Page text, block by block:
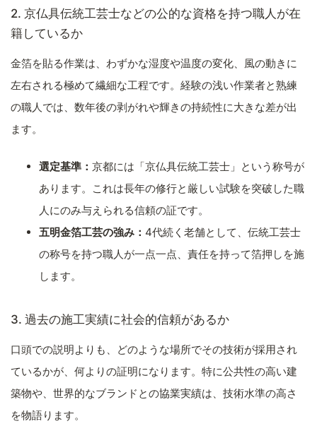
2. 京仏具伝統工芸士などの公的な資格を持つ職人が在
籍しているか
金箔を貼る作業は、わずかな湿度や温度の変化、風の動きに
左右される極めて繊細な工程です。経験の浅い作業者と熟練
の職人では、数年後の剥がれや輝きの持続性に大きな差が出
ます。
選定基準： 京都には「京仏具伝統工芸士」という称号が
あります。これは長年の修行と厳しい試験を突破した職
人にのみ与えられる信頼の証です。
五明金箔工芸の強み： 4代続く老舗として、伝統工芸士
の称号を持つ職人が一点一点、責任を持って箔押しを施
します。
3. 過去の施工実績に社会的信頼があるか
口頭での説明よりも、どのような場所でその技術が採用され
ているかが、何よりの証明になります。特に公共性の高い建
築物や、世界的なブランドとの協業実績は、技術水準の高さ
を物語ります。